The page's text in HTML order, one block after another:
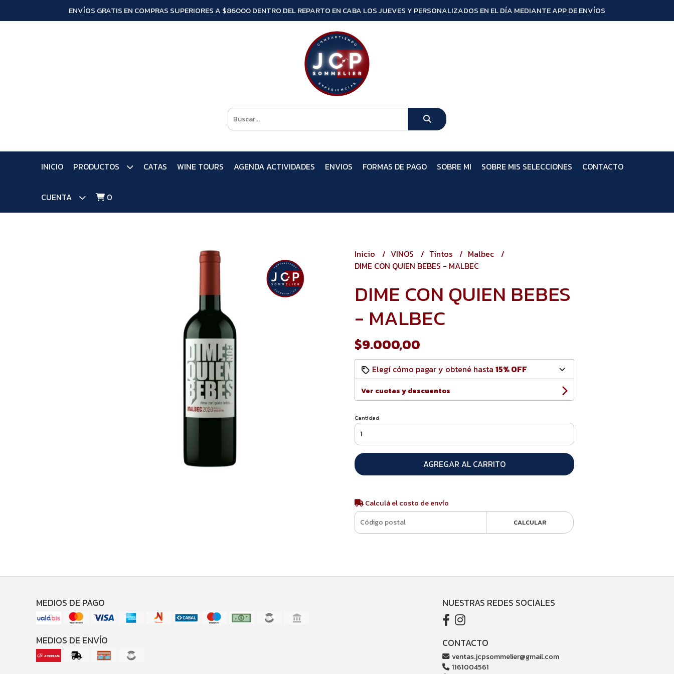
ENVÍOS GRATIS EN COMPRAS SUPERIORES A $86000 DENTRO DEL REPARTO EN CABA LOS JUEVES Y PERSONALIZADOS EN EL DÍA MEDIANTE APP DE ENVÍOS
INICIO PRODUCTOS CATAS WINE TOURS AGENDA ACTIVIDADES ENVIOS FORMAS DE PAGO SOBRE MI SOBRE MIS SELECCIONES CONTACTO
CUENTA 0
Inicio VINOS Tintos
Malbec
DIME CON QUIEN BEBES - MALBEC
DIME CON QUIEN BEBES
- MALBEC
$9.000,00
Elegí cómo pagar y obtené hasta 15% OFF
Ver cuotas y descuentos
Cantidad
AGREGAR AL CARRITO
Calculá el costo de envío
CALCULAR
MEDIOS DE PAGO
MEDIOS DE ENVÍO
NUESTRAS REDES SOCIALES
CONTACTO
ventas.jcpsommelier@gmail.com
1161004561